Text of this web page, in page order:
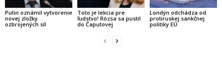
Putin oznámil vytvorenie
novej zložky
ozbrojených síl
Toto je lekcia pre
ľudstvo! Rózsa sa pustil
do Čaputovej
Londýn odchádza od
protiruskej sankčnej
politiky EÚ